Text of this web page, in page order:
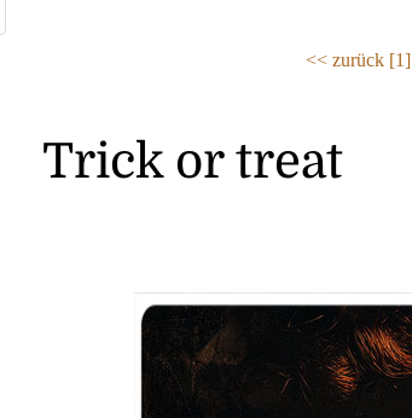
<< zurück [1]
Trick or treat